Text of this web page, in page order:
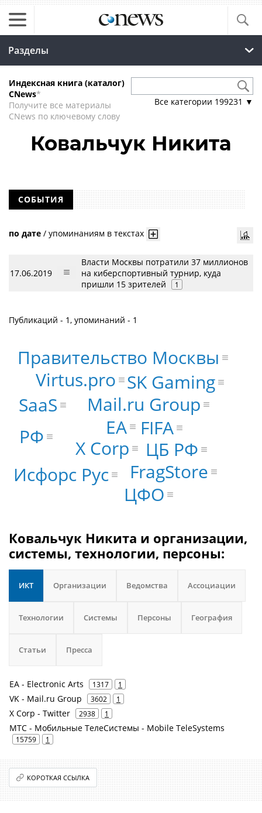
Разделы
Индексная книга (каталог)
CNews*
Получите все материалы
CNews по ключевому слову
Все категории 199231 ▼
Ковальчук Никита
СОБЫТИЯ
по дате / упоминаниям в текстах
17.06.2019
Власти Москвы потратили 37 миллионов
на киберспортивный турнир, куда
пришли 15 зрителей
1
Публикаций - 1, упоминаний - 1
EA
Mail.ru Group
X Corp
Исфорс Рус
SK Gaming
Virtus.pro
FragStore
Правительство Москвы
ЦБ РФ
FIFA
SaaS
РФ
ЦФО
Ковальчук Никита и организации,
системы, технологии, персоны:
ИКТ Организации Ведомства Ассоциации
Технологии Системы Персоны География
Статьи Пресса
EA - Electronic Arts 1317 1
VK - Mail.ru Group 3602 1
X Corp - Twitter 2938 1
МТС - Мобильные ТелеСистемы - Mobile TeleSystems
15759 1
КОРОТКАЯ ССЫЛКА